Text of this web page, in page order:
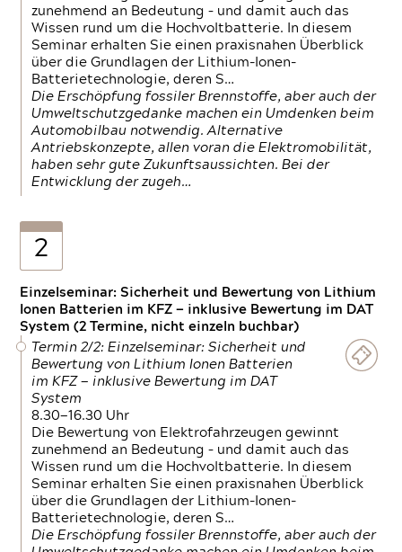
zunehmend an Bedeutung – und damit auch das
Wissen rund um die Hochvoltbatterie. In diesem
Seminar erhalten Sie einen praxisnahen Überblick
über die Grundlagen der Lithium-Ionen-
Batterietechnologie, deren S…
Die Erschöpfung fossiler Brennstoffe, aber auch der
Umweltschutzgedanke machen ein Umdenken beim
Automobilbau notwendig. Alternative
Antriebskonzepte, allen voran die Elektromobilität,
haben sehr gute Zukunftsaussichten. Bei der
Entwicklung der zugeh…
2
Einzelseminar: Sicherheit und Bewertung von Lithium
Ionen Batterien im KFZ — inklusive Bewertung im DAT
System (2 Termine, nicht einzeln buchbar)
Termin 2/2: Einzelseminar: Sicherheit und
Bewertung von Lithium Ionen Batterien
im KFZ — inklusive Bewertung im DAT
System
8.30—16.30 Uhr
Die Bewertung von Elektrofahrzeugen gewinnt
zunehmend an Bedeutung – und damit auch das
Wissen rund um die Hochvoltbatterie. In diesem
Seminar erhalten Sie einen praxisnahen Überblick
über die Grundlagen der Lithium-Ionen-
Batterietechnologie, deren S…
Die Erschöpfung fossiler Brennstoffe, aber auch der